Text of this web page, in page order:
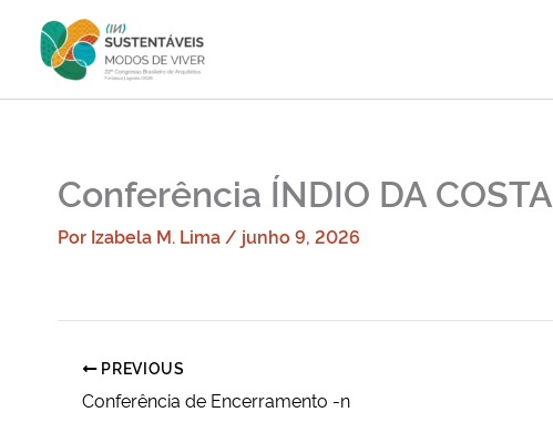
conteúdo
Conferência ÍNDIO DA COSTA
Por Izabela M. Lima / junho 9, 2026
PREVIOUS
Conferência de Encerramento -n